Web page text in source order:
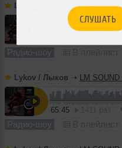
СЛУШАТЬ
Lykov / Лыков ➝LM SOUND -
Радио-шоу
Lykov / Лыков ➝ LM SOUND -
65:45
Радио-шоу